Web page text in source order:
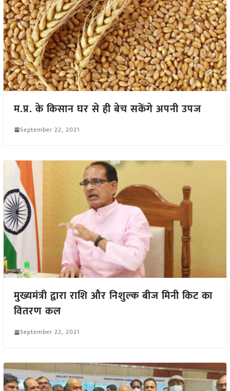
म.प्र. के किसान घर से ही बेच सकेंगे अपनी उपज
September 22, 2021
मुख्यमंत्री द्वारा राशि और निशुल्क बीज मिनी किट का
वितरण कल
September 22, 2021